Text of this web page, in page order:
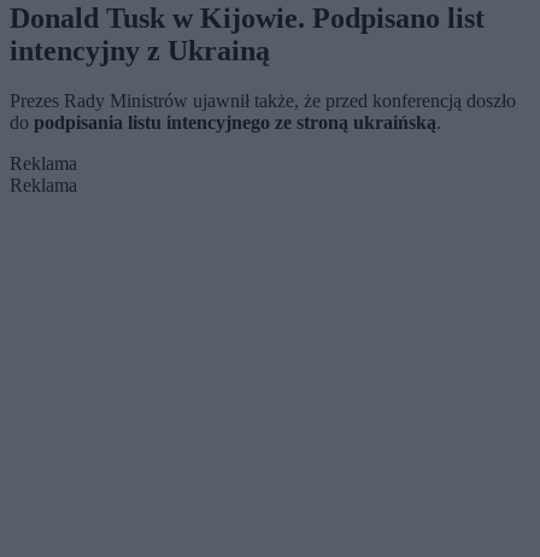
Donald Tusk w Kijowie. Podpisano list
intencyjny z Ukrainą
Prezes Rady Ministrów ujawnił także, że przed konferencją doszło
do podpisania listu intencyjnego ze stroną ukraińską.
Reklama
Reklama